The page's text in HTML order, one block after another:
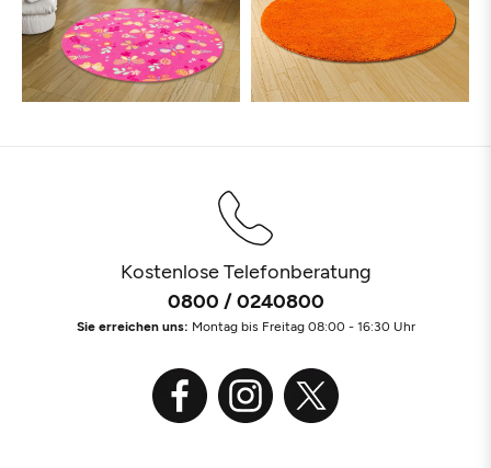
Kostenlose Telefonberatung
0800 / 0240800
Sie erreichen uns: Montag bis Freitag 08:00 - 16:30 Uhr